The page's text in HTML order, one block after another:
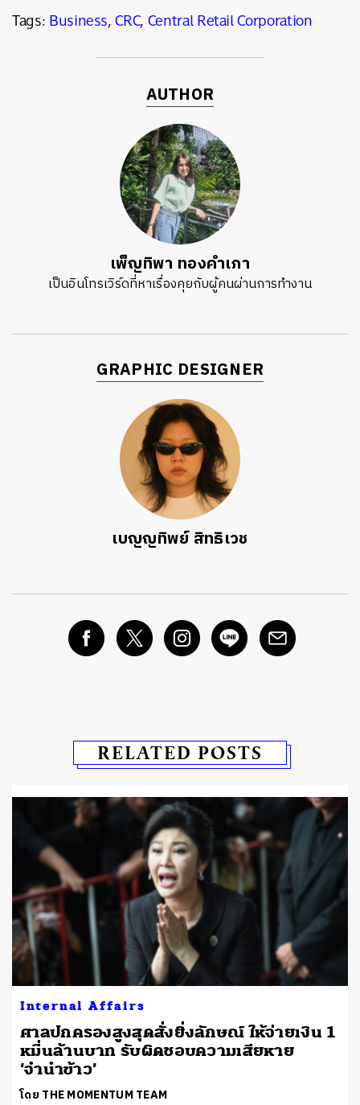
Tags:Business,CRC,Central Retail Corporation
AUTHOR
เพ็ญทิพา ทองคำเภา
เป็นอินโทรเวิร์ดที่หาเรื่องคุยกับผู้คนผ่านการทำงาน
GRAPHIC DESIGNER
เบญญทิพย์ สิทธิเวช
RELATED POSTS
Internal Affairs
ศาลปกครองสูงสุดสั่งยิ่งลักษณ์ ให้จ่ายเงิน 1
หมื่นล้านบาท รับผิดชอบความเสียหาย
‘จำนำข้าว’
โดย THE MOMENTUM TEAM